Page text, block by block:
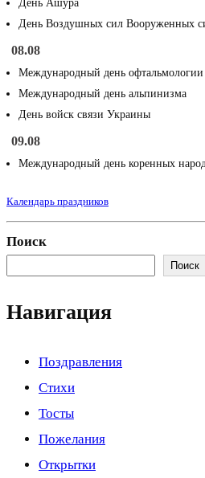
День Ашура
День Воздушных сил Вооруженных
08.08
Международный день офтальмологии
Международный день альпинизма
День войск связи Украины
09.08
Международный день коренных
Календарь праздников
Поиск
Поиск
Навигация
Поздравления
Стихи
Тосты
Пожелания
Открытки